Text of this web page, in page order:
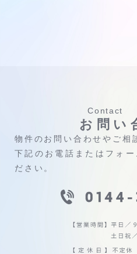
Contact
お問い
物件のお問い合わせやご相
下記のお電話またはフォ
ださい。